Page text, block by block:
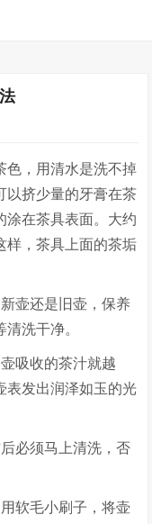
色，用清水是洗不掉
以挤少量的牙膏在茶
涂在茶具表面。大约
样，茶具上面的茶垢
壶还是旧壶，保养
洗干净。
吸收的茶汁就越
表发出润泽如玉的光
必须马上清洗，否
软毛小刷子，将壶